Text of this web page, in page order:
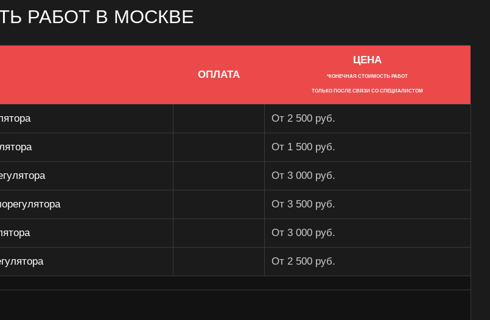
РАБОТ В МОСКВЕ
ОПЛАТА
ЦЕНА
*КОНЕЧНАЯ СТОИМОСТЬ РАБОТ
ТОЛЬКО ПОСЛЕ СВЯЗИ СО СПЕЦИАЛИСТОМ
От 2 500 руб.
От 1 500 руб.
От 3 000 руб.
От 3 500 руб.
От 3 000 руб.
От 2 500 руб.